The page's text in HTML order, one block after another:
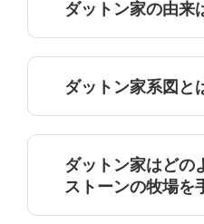
ダットン家の由来
ダットン家系図と
ダットン家はどの
ストーンの牧場を